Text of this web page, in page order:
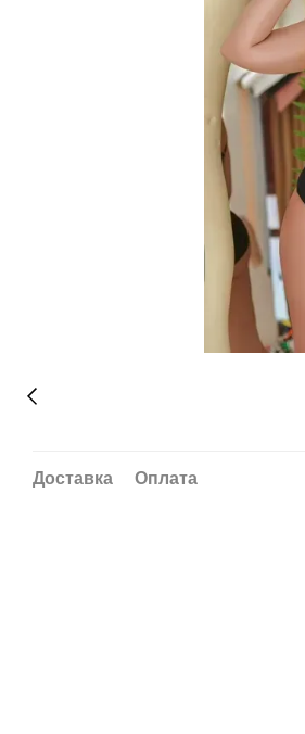
Доставка Оплата